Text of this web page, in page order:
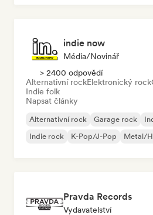
indie now
Média/novinář
> 2400 odpovědí
Alternativní rockElektronický rock
Indie folk
Napsat články
Alternativní rock Garage rock
Indie rock
K-Pop/J-Pop Metal/
Pravda Records
Vydavatelství